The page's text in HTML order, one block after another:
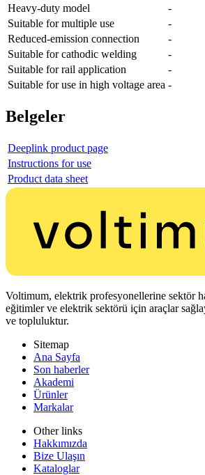
Heavy-duty model
-
Suitable for multiple use
-
Reduced-emission connection
-
Suitable for cathodic welding
-
Suitable for rail application
-
Suitable for use in high voltage area -
Belgeler
Deeplink product page
Instructions for use
Product data sheet
Voltimum, elektrik profesyonellerine sektör
eğitimler ve elektrik sektörü için araçlar
ve topluluktur.
Sitemap
Ana Sayfa
Son haberler
Akademi
Ürünler
Markalar
Other links
Hakkımızda
Bize Ulaşın
Kataloglar